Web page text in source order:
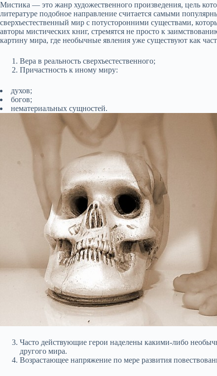
Мистика — это жанр художественного произведения, цель
литературе подобное направление считается самыми
сверхъестественный мир с потусторонними существами,
авторы мистических книг, стремятся не просто к
картину мира, где необычные явления уже существуют как
Вера в реальность сверхъестественного;
Причастность к иному миру:
духов;
богов;
нематериальных сущностей.
Часто действующие герои наделены какими-либо
другого мира.
Возрастающее напряжение по мере развития